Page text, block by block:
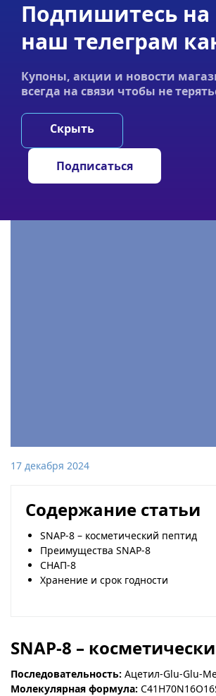
Акции Оплата Статьи
НООТРОПЫ
Главная
17 декабря 2024
Содержание статьи
SNAP-8 – косметический пептид
Преимущества SNAP-8
СНАП-8
Хранение и срок годности
SNAP-8 –
Последовательность: Ацетил-Glu-Glu-
Молекулярная формула:
Подпишитесь на
наш телеграм
Купоны, акции и новости
всегда на связи чтобы не
Скрыть
Подписаться